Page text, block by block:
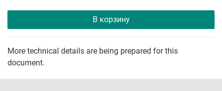
В корзину
More technical details are being prepared for this
document.